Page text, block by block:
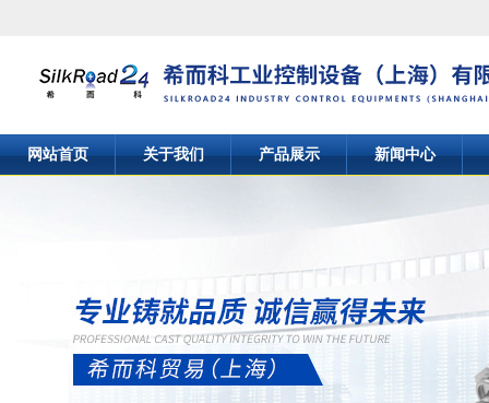
网站首页 关于我们 产品展示 新闻中心